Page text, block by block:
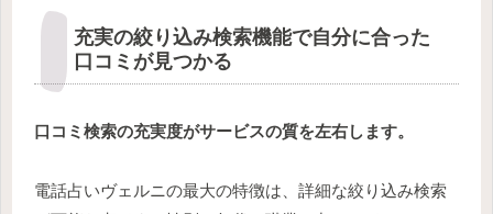
充実の絞り込み検索機能で自分に合った
口コミが見つかる
口コミ検索の充実度がサービスの質を左右します。
電話占いヴェルニの最大の特徴は、詳細な絞り込み検索